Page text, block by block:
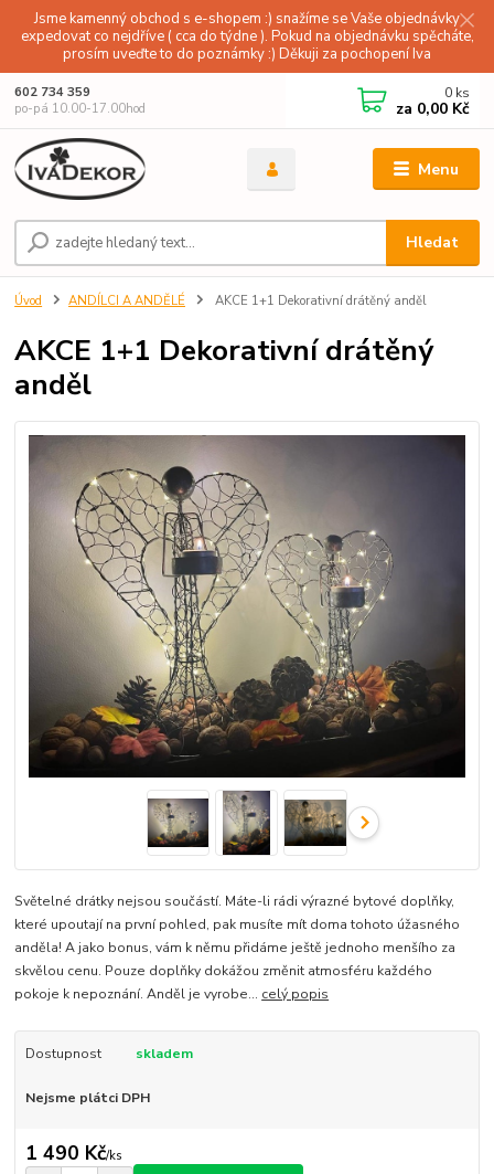
Jsme kamenný obchod s e-shopem :) snažíme se Vaše objednávky
expedovat co nejdříve ( cca do týdne ). Pokud na objednávku spěcháte,
prosím uveďte to do poznámky :) Děkuji za pochopení Iva
Menu
Hledat
602 734 359
po-pá 10.00-17.00hod
0 ks
za 0,00 Kč
Úvod ANDÍLCI A ANDĚLÉ AKCE 1+1 Dekorativní drátěný anděl
AKCE 1+1 Dekorativní drátěný
anděl
Světelné drátky nejsou součástí. Máte-li rádi výrazné bytové doplňky,
které upoutají na první pohled, pak musíte mít doma tohoto úžasného
anděla! A jako bonus, vám k němu přidáme ještě jednoho menšího za
skvělou cenu. Pouze doplňky dokážou změnit atmosféru každého
pokoje k nepoznání. Anděl je vyrobe... celý popis
Dostupnost skladem
Nejsme plátci DPH
1 490 Kč/ks